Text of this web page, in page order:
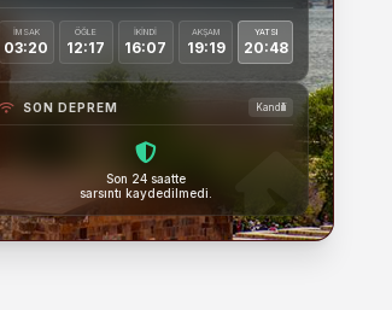
İMSAK
03:20
ÖĞLE
12:17
İKINDI
16:07
AKŞAM
19:19
YATSI
20:48
SON DEPREM Kandilli
Son 24 saatte
sarsıntı kaydedilmedi.